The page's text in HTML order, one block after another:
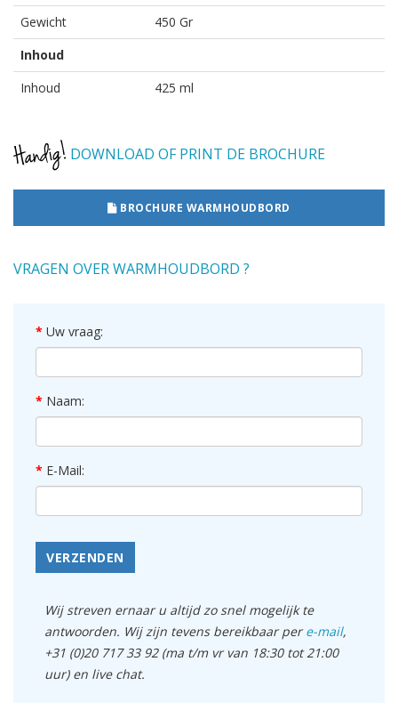
Gewicht
450 Gr
Inhoud
Inhoud
425 ml
DOWNLOAD OF PRINT DE BROCHURE
BROCHURE WARMHOUDBORD
VRAGEN OVER WARMHOUDBORD ?
Uw vraag:
Naam:
E-Mail:
VERZENDEN
Wij streven ernaar u altijd zo snel mogelijk te
antwoorden. Wij zijn tevens bereikbaar pere-mail,
+31 (0)20 717 33 92 (ma t/m vr van 18:30 tot 21:00
uur) en live chat.